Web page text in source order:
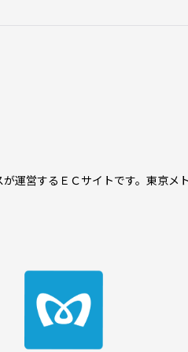
運営するＥＣサイトです。東京